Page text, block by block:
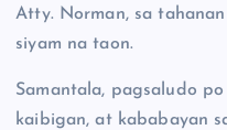
Atty. Norman, sa
siyam na taon.
Samantala, pagsaludo
kaibigan, at kababayan